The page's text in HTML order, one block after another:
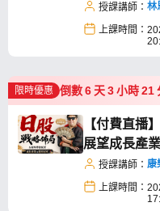
授課講師： 林
上課時間：
限時優惠 倒數6 天3小時21
【付費直播
展望成長產
授課講師： 康
上課時間：